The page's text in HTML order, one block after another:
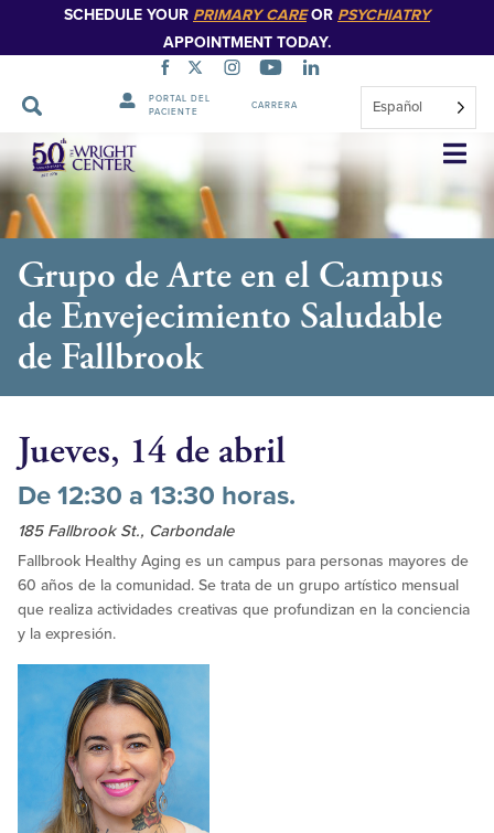
SCHEDULE YOUR PRIMARY CAREOR PSYCHIATRY
APPOINTMENT TODAY.
PORTAL DEL
PACIENTE
CARRERA Español
Saltar
navegación
Grupo de Arte en el Campus
de Envejecimiento Saludable
de Fallbrook
Jueves, 14 de abril
De 12:30 a 13:30 horas.
185 Fallbrook St., Carbondale
Fallbrook Healthy Aging es un campus para personas mayores de
60 años de la comunidad. Se trata de un grupo artístico mensual
que realiza actividades creativas que profundizan en la conciencia
y la expresión.